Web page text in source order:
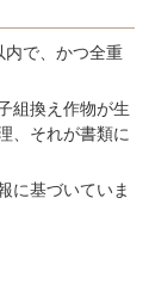
で、かつ全重
組換え作物が生
、それが書類に
に基づいていま